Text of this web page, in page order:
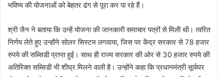
भविष्य की योजनाओं को बेहतर ढंग से पूरा कर पा रहे हैं।
श्री जैन ने बताया कि उन्हें योजना की जानकारी समाचार पत्रों से मिली थी। त्वरित
निर्णय लेते हुए उन्होंने सोलर सिस्टम लगवाया, जिस पर केंद्र सरकार से 78 हजार
रुपये की सब्सिडी प्राप्त हुई। साथ ही राज्य सरकार की ओर से 30 हजार रुपये की
अतिरिक्त सब्सिडी भी शीघ्र मिलने वाली है। उन्होंने कहा कि प्रधानमंत्री सूर्यघर